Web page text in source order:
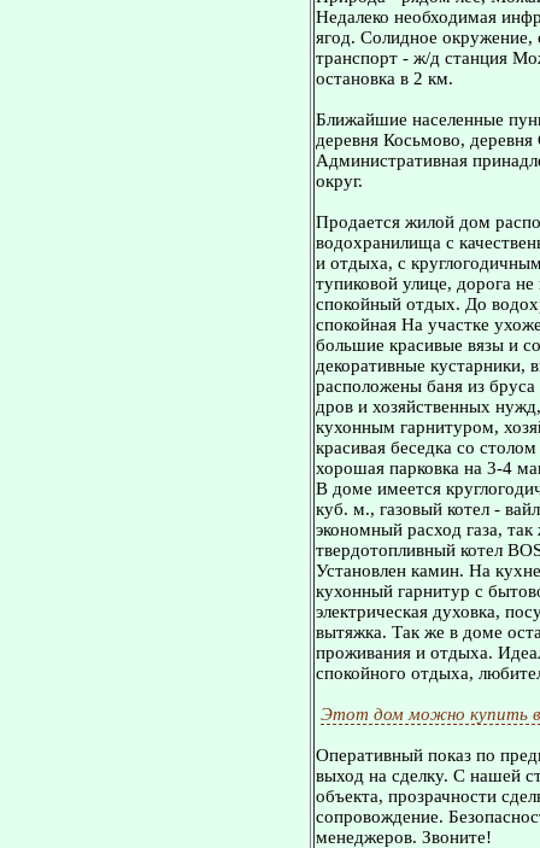
Недалеко необходимая
ягод. Солидное
транспорт - ж/д станция
остановка в 2 км.
Ближайшие населенные
деревня Косьмово, деревня
Административная
округ.
Продается жилой дом
водохранилища с
и отдыха, с
тупиковой улице, дорога
спокойный отдых. До
спокойная На участке
большие красивые вязы и
декоративные кустарники,
расположены баня из
дров и хозяйственных
кухонным гарнитуром,
красивая беседка со
хорошая парковка на 3-4
В доме имеется
куб. м., газовый котел -
экономный расход газа,
твердотопливный котел
Установлен камин. На
кухонный гарнитур с
электрическая духовка,
вытяжка. Так же в доме
проживания и отдыха.
спокойного отдыха,
Этот дом можно купить
Оперативный показ по
выход на сделку. С нашей
объекта, прозрачности
сопровождение.
менеджеров. Звоните!